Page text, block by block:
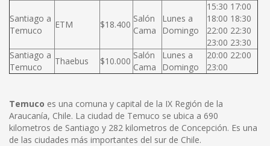
Santiago a
Temuco
ETM $18.400
Salón
Cama
Lunes a
Domingo
15:30 17:00
18:00 18:30
22:00 22:30
23:00 23:30
Santiago a
Temuco
Thaebus $10.000
Salón
Cama
Lunes a
Domingo
20:00 22:00
23:00
Temuco es una comuna y capital de la IX Región de la
Araucanía, Chile. La ciudad de Temuco se ubica a 690
kilometros de Santiago y 282 kilometros de Concepción. Es una
de las ciudades más importantes del sur de Chile.